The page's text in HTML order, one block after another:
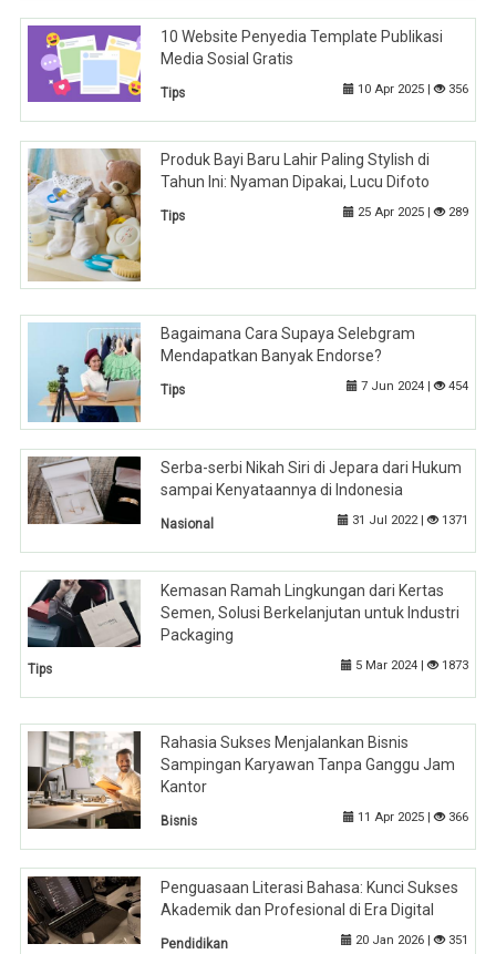
10 Website Penyedia Template Publikasi
Media Sosial Gratis
Tips 10 Apr 2025 | 356
Produk Bayi Baru Lahir Paling Stylish di
Tahun Ini: Nyaman Dipakai, Lucu Difoto
Tips 25 Apr 2025 | 289
Bagaimana Cara Supaya Selebgram
Mendapatkan Banyak Endorse?
Tips 7 Jun 2024 | 454
Serba-serbi Nikah Siri di Jepara dari Hukum
sampai Kenyataannya di Indonesia
Nasional 31 Jul 2022 | 1371
Kemasan Ramah Lingkungan dari Kertas
Semen, Solusi Berkelanjutan untuk Industri
Packaging
Tips 5 Mar 2024 | 1873
Rahasia Sukses Menjalankan Bisnis
Sampingan Karyawan Tanpa Ganggu Jam
Kantor
Bisnis 11 Apr 2025 | 366
Penguasaan Literasi Bahasa: Kunci Sukses
Akademik dan Profesional di Era Digital
Pendidikan 20 Jan 2026 | 351